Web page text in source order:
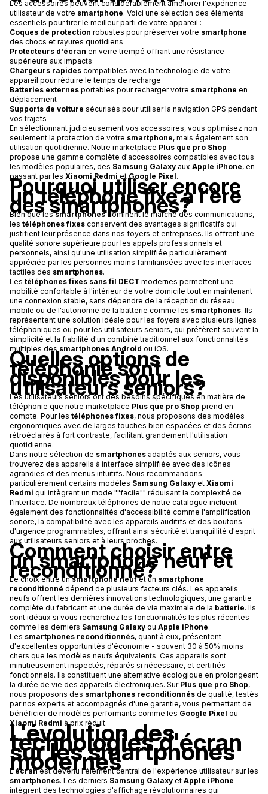
Les accessoires peuvent considérablement améliorer l'expérience
utilisateur de votre smartphone. Voici une sélection des éléments
essentiels pour tirer le meilleur parti de votre appareil :
Coques de protection robustes pour préserver votre smartphone
des chocs et rayures quotidiens
Protecteurs d'écran en verre trempé offrant une résistance
supérieure aux impacts
Chargeurs rapides compatibles avec la technologie de votre
appareil pour réduire le temps de recharge
Batteries externes portables pour recharger votre smartphone en
déplacement
Supports de voiture sécurisés pour utiliser la navigation GPS pendant
vos trajets
En sélectionnant judicieusement vos accessoires, vous optimisez non
seulement la protection de votre smartphone, mais également son
utilisation quotidienne. Notre marketplace Plus que pro Shop
propose une gamme complète d'accessoires compatibles avec tous
les modèles populaires, des Samsung Galaxy aux Apple iPhone, en
passant par les Xiaomi Redmi etGoogle Pixel.
Pourquoi utiliser encore
un téléphone fixe à l'ère
des smartphones?
Bien que lessmartphonesdominent le marché des communications,
les téléphones fixes conservent des avantages significatifs qui
justifient leur présence dans nos foyers et entreprises. Ils offrent une
qualité sonore supérieure pour les appels professionnels et
personnels, ainsi qu'une utilisation simplifiée particulièrement
appréciée par les personnes moins familiarisées avec les interfaces
tactiles des smartphones.
Les téléphones fixes sans fil DECT modernes permettent une
mobilité confortable à l'intérieur de votre domicile tout en maintenant
une connexion stable, sans dépendre de la réception du réseau
mobile ou de l'autonomie de la batterie comme les smartphones. Ils
représentent une solution idéale pour les foyers avec plusieurs lignes
téléphoniques ou pour les utilisateurs seniors, qui préfèrent souvent la
simplicité et la fiabilité d'un combiné traditionnel aux fonctionnalités
multiples dessmartphones Android ou iOS.
Quelles options de
téléphonie sont
disponibles pour les
utilisateurs seniors?
Les utilisateurs seniors ont des besoins spécifiques en matière de
téléphonie que notre marketplace Plus que pro Shop prend en
compte. Pour les téléphones fixes, nous proposons des modèles
ergonomiques avec de larges touches bien espacées et des écrans
rétroéclairés à fort contraste, facilitant grandement l'utilisation
quotidienne.
Dans notre sélection de smartphones adaptés aux seniors, vous
trouverez des appareils à interface simplifiée avec des icônes
agrandies et des menus intuitifs. Nous recommandons
particulièrement certains modèles Samsung Galaxy et Xiaomi
Redmi qui intègrent un mode ""facile"" réduisant la complexité de
l'interface. De nombreux téléphones de notre catalogue incluent
également des fonctionnalités d'accessibilité comme l'amplification
sonore, la compatibilité avec les appareils auditifs et des boutons
d'urgence programmables, offrant ainsi sécurité et tranquillité d'esprit
aux utilisateurs seniors et à leurs proches.
Comment choisir entre
un smartphone neuf et
reconditionné?
Le choix entre unsmartphone neufet un smartphone
reconditionné dépend de plusieurs facteurs clés. Les appareils
neufs offrent les dernières innovations technologiques, une garantie
complète du fabricant et une durée de vie maximale de la batterie. Ils
sont idéaux si vous recherchez les fonctionnalités les plus récentes
comme les derniers Samsung Galaxy ou Apple iPhone.
Les smartphones reconditionnés, quant à eux, présentent
d'excellentes opportunités d'économie - souvent 30 à 50% moins
chers que les modèles neufs équivalents. Ces appareils sont
minutieusement inspectés, réparés si nécessaire, et certifiés
fonctionnels. Ils constituent une alternative écologique en prolongeant
la durée de vie des appareils électroniques. Sur Plus que pro Shop,
nous proposons des smartphones reconditionnés de qualité, testés
par nos experts et accompagnés d'une garantie, vous permettant de
bénéficier de modèles performants comme les Google Pixel ou
Xiaomi Redmi à prix réduit.
L'évolution des
technologies d'écran
sur les smartphones
modernes
L'écranest devenu l'élément central de l'expérience utilisateur sur les
smartphones. Les derniers Samsung Galaxy et Apple iPhone
intègrent des technologies d'affichage révolutionnaires qui